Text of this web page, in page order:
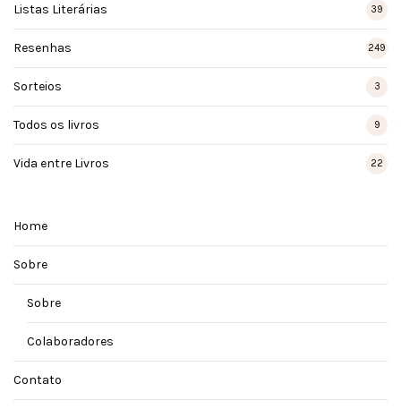
Listas Literárias 39
Resenhas 249
Sorteios 3
Todos os livros 9
Vida entre Livros 22
Home
Sobre
Sobre
Colaboradores
Contato